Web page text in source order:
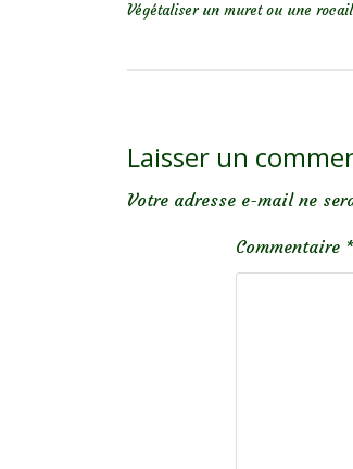
Végétaliser un muret ou une
Laisser un
Votre adresse e-mail ne
Commentaire *